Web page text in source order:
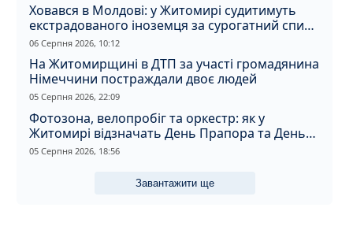
Ховався в Молдові: у Житомирі судитимуть
екстрадованого іноземця за сурогатний спирт
і відмивання грошей
06 Серпня 2026, 10:12
На Житомирщині в ДТП за участі громадянина
Німеччини постраждали двоє людей
05 Серпня 2026, 22:09
Фотозона, велопробіг та оркестр: як у
Житомирі відзначать День Прапора та День
Незалежності
05 Серпня 2026, 18:56
Завантажити ще